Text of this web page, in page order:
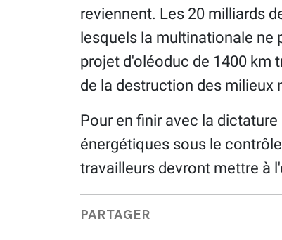
reviennent. Les 20 milliards
lesquels la multinationale ne
projet d'oléoduc de 1400 km
de la destruction des milieux
Pour en finir avec la
énergétiques sous le
travailleurs devront mettre à
PARTAGER